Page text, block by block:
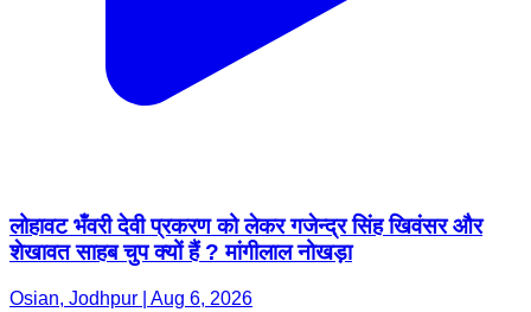
लोहावट भँवरी देवी प्रकरण को लेकर गजेन्द्र सिंह खिवंसर और
शेखावत साहब चुप क्यों हैं ? मांगीलाल नोखड़ा
Osian, Jodhpur | Aug 6, 2026